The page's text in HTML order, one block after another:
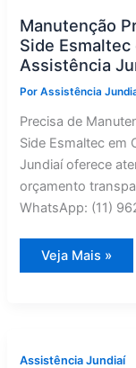
Manutenção
Corretiva
Especializado
Manutenção
Side Esmaltec
Assistência
PorAssistência
Precisa de
Side Esmaltec em
Jundiaí oferece
orçamento
WhatsApp: (11)
Manutenção
Preventiva
em
Veja Mais »
Assistência Jundiaí